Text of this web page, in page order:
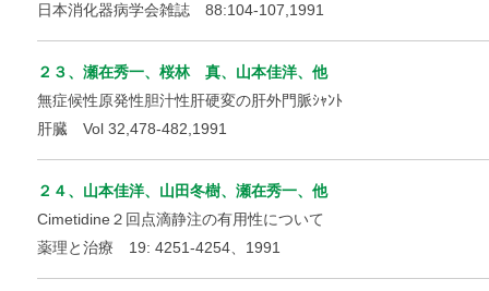
日本消化器病学会雑誌 88:104-107,1991
２３、瀬在秀一、桜林 真、山本佳洋、他
無症候性原発性胆汁性肝硬変の肝外門脈ｼｬﾝﾄ
肝臓 Vol 32,478-482,1991
２４、山本佳洋、山田冬樹、瀬在秀一、他
Cimetidine２回点滴静注の有用性について
薬理と治療 19: 4251-4254、1991